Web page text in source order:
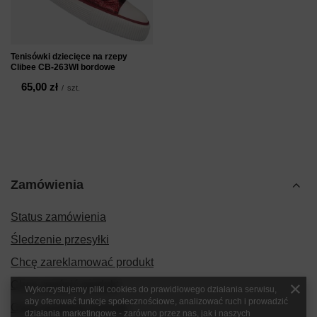
Tenisówki dziecięce na rzepy
Clibee CB-263WI bordowe
65,00 zł / szt.
Zamówienia
Status zamówienia
Śledzenie przesyłki
Chcę zareklamować produkt
Chcę zwrócić produkt
Chcę wymienić produkt
Wykorzystujemy pliki cookies do prawidłowego działania serwisu,
aby oferować funkcje społecznościowe, analizować ruch i prowadzić
działania marketingowe - zarówno przez nas, jak i naszych